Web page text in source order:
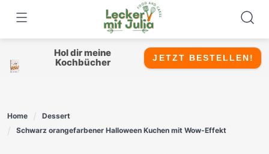
content
Hol dir meine
Kochbücher
JETZT BESTELLEN!
Home
Dessert
Schwarz orangefarbener Halloween Kuchen mit Wow-Effekt